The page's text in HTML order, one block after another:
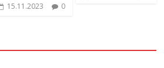
15.11.2023 0